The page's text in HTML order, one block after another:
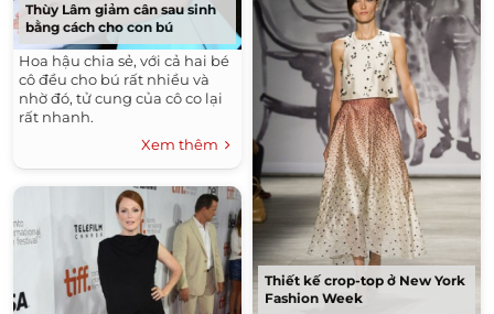
Thùy Lâm giảm cân sau sinh
bằng cách cho con bú
Hoa hậu chia sẻ, với cả hai bé
cô đều cho bú rất nhiều và
nhờ đó, tử cung của cô co lại
rất nhanh.
Xem thêm
Thiết kế crop-top ở New York
Fashion Week